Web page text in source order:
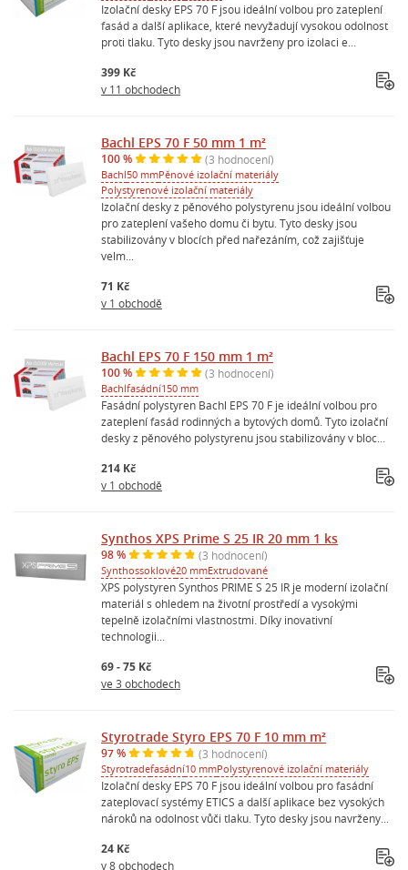
Izolační desky EPS 70 F jsou ideální volbou pro zateplení
fasád a další aplikace, které nevyžadují vysokou odolnost
proti tlaku. Tyto desky jsou navrženy pro izolaci e...
399 Kč
v 11 obchodech
Bachl EPS 70 F 50 mm 1 m²
100 % (3 hodnocení)
Bachl50 mmPěnové izolační materiály
Polystyrenové izolační materiály
Izolační desky z pěnového polystyrenu jsou ideální volbou
pro zateplení vašeho domu či bytu. Tyto desky jsou
stabilizovány v blocích před nařezáním, což zajišťuje
velm...
71 Kč
v 1 obchodě
Bachl EPS 70 F 150 mm 1 m²
100 % (3 hodnocení)
Bachlfasádní150 mm
Fasádní polystyren Bachl EPS 70 F je ideální volbou pro
zateplení fasád rodinných a bytových domů. Tyto izolační
desky z pěnového polystyrenu jsou stabilizovány v bloc...
214 Kč
v 1 obchodě
Synthos XPS Prime S 25 IR 20 mm 1 ks
98 % (3 hodnocení)
Synthossoklové20 mmExtrudované
XPS polystyren Synthos PRIME S 25 IR je moderní izolační
materiál s ohledem na životní prostředí a vysokými
tepelně izolačními vlastnostmi. Díky inovativní
technologii...
69 - 75 Kč
ve 3 obchodech
Styrotrade Styro EPS 70 F 10 mm m²
97 % (3 hodnocení)
Styrotradefasádní10 mmPolystyrenové izolační materiály
Izolační desky EPS 70 F jsou ideální volbou pro fasádní
zateplovací systémy ETICS a další aplikace bez vysokých
nároků na odolnost vůči tlaku. Tyto desky jsou navrženy...
24 Kč
v 8 obchodech